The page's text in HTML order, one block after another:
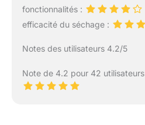
fonctionnalités :
efficacité du séchage :
Notes des utilisateurs 4.2/5
Note de 4.2 pour 42 utilisateurs